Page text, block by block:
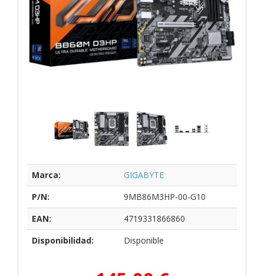
Marca:
GIGABYTE
P/N:
9MB86M3HP-00-G10
EAN:
4719331866860
Disponibilidad:
Disponible